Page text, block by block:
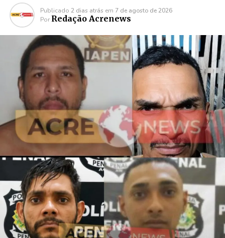
Publicado 2 dias atrás em 7 de agosto de 2026
Por Redação Acrenews